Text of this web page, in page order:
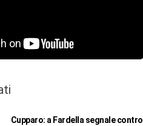
Cupparo: a Fardella segnale contro